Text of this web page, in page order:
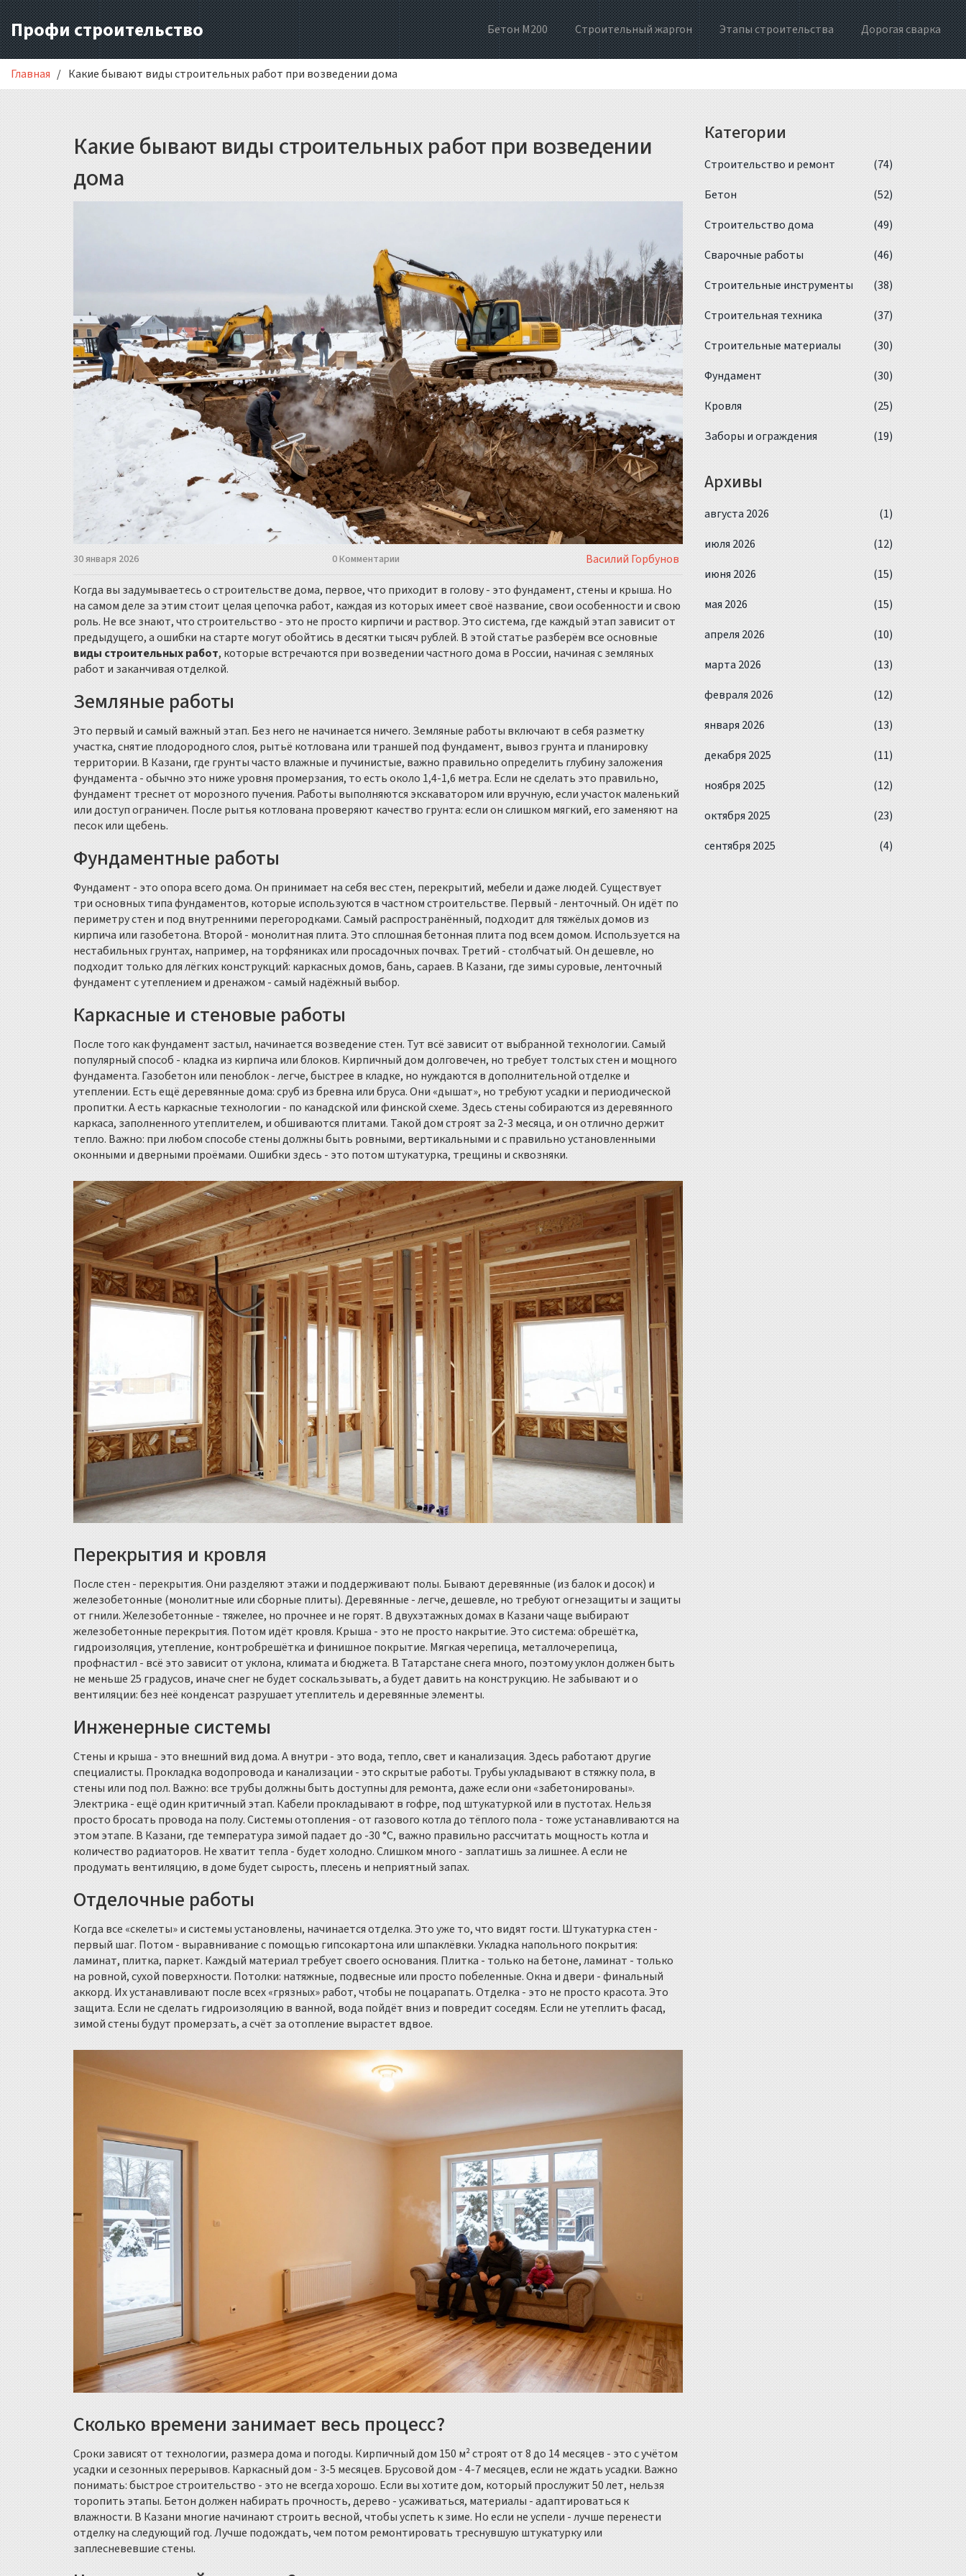
Профи строительство Бетон М200 Строительный жаргон Этапы строительства Дорогая сварка
Главная Какие бывают виды строительных работ при возведении дома
Какие бывают виды строительных работ при возведении
дома
30 января 2026 0 Комментарии
Василий Горбунов
Когда вы задумываетесь о строительстве дома, первое, что приходит в голову - это фундамент, стены и крыша. Но
на самом деле за этим стоит целая цепочка работ, каждая из которых имеет своё название, свои особенности и свою
роль. Не все знают, что строительство - это не просто кирпичи и раствор. Это система, где каждый этап зависит от
предыдущего, а ошибки на старте могут обойтись в десятки тысяч рублей. В этой статье разберём все основные
виды строительных работ, которые встречаются при возведении частного дома в России, начиная с земляных
работ и заканчивая отделкой.
Земляные работы
Это первый и самый важный этап. Без него не начинается ничего. Земляные работы включают в себя разметку
участка, снятие плодородного слоя, рытьё котлована или траншей под фундамент, вывоз грунта и планировку
территории. В Казани, где грунты часто влажные и пучинистые, важно правильно определить глубину заложения
фундамента - обычно это ниже уровня промерзания, то есть около 1,4-1,6 метра. Если не сделать это правильно,
фундамент треснет от морозного пучения. Работы выполняются экскаватором или вручную, если участок маленький
или доступ ограничен. После рытья котлована проверяют качество грунта: если он слишком мягкий, его заменяют на
песок или щебень.
Фундаментные работы
Фундамент - это опора всего дома. Он принимает на себя вес стен, перекрытий, мебели и даже людей. Существует
три основных типа фундаментов, которые используются в частном строительстве. Первый - ленточный. Он идёт по
периметру стен и под внутренними перегородками. Самый распространённый, подходит для тяжёлых домов из
кирпича или газобетона. Второй - монолитная плита. Это сплошная бетонная плита под всем домом. Используется на
нестабильных грунтах, например, на торфяниках или просадочных почвах. Третий - столбчатый. Он дешевле, но
подходит только для лёгких конструкций: каркасных домов, бань, сараев. В Казани, где зимы суровые, ленточный
фундамент с утеплением и дренажом - самый надёжный выбор.
Каркасные и стеновые работы
После того как фундамент застыл, начинается возведение стен. Тут всё зависит от выбранной технологии. Самый
популярный способ - кладка из кирпича или блоков. Кирпичный дом долговечен, но требует толстых стен и мощного
фундамента. Газобетон или пеноблок - легче, быстрее в кладке, но нуждаются в дополнительной отделке и
утеплении. Есть ещё деревянные дома: сруб из бревна или бруса. Они «дышат», но требуют усадки и периодической
пропитки. А есть каркасные технологии - по канадской или финской схеме. Здесь стены собираются из деревянного
каркаса, заполненного утеплителем, и обшиваются плитами. Такой дом строят за 2-3 месяца, и он отлично держит
тепло. Важно: при любом способе стены должны быть ровными, вертикальными и с правильно установленными
оконными и дверными проёмами. Ошибки здесь - это потом штукатурка, трещины и сквозняки.
Перекрытия и кровля
После стен - перекрытия. Они разделяют этажи и поддерживают полы. Бывают деревянные (из балок и досок) и
железобетонные (монолитные или сборные плиты). Деревянные - легче, дешевле, но требуют огнезащиты и защиты
от гнили. Железобетонные - тяжелее, но прочнее и не горят. В двухэтажных домах в Казани чаще выбирают
железобетонные перекрытия. Потом идёт кровля. Крыша - это не просто накрытие. Это система: обрешётка,
гидроизоляция, утепление, контробрешётка и финишное покрытие. Мягкая черепица, металлочерепица,
профнастил - всё это зависит от уклона, климата и бюджета. В Татарстане снега много, поэтому уклон должен быть
не меньше 25 градусов, иначе снег не будет соскальзывать, а будет давить на конструкцию. Не забывают и о
вентиляции: без неё конденсат разрушает утеплитель и деревянные элементы.
Инженерные системы
Стены и крыша - это внешний вид дома. А внутри - это вода, тепло, свет и канализация. Здесь работают другие
специалисты. Прокладка водопровода и канализации - это скрытые работы. Трубы укладывают в стяжку пола, в
стены или под пол. Важно: все трубы должны быть доступны для ремонта, даже если они «забетонированы».
Электрика - ещё один критичный этап. Кабели прокладывают в гофре, под штукатуркой или в пустотах. Нельзя
просто бросать провода на полу. Системы отопления - от газового котла до тёплого пола - тоже устанавливаются на
этом этапе. В Казани, где температура зимой падает до -30 °C, важно правильно рассчитать мощность котла и
количество радиаторов. Не хватит тепла - будет холодно. Слишком много - заплатишь за лишнее. А если не
продумать вентиляцию, в доме будет сырость, плесень и неприятный запах.
Отделочные работы
Когда все «скелеты» и системы установлены, начинается отделка. Это уже то, что видят гости. Штукатурка стен -
первый шаг. Потом - выравнивание с помощью гипсокартона или шпаклёвки. Укладка напольного покрытия:
ламинат, плитка, паркет. Каждый материал требует своего основания. Плитка - только на бетоне, ламинат - только
на ровной, сухой поверхности. Потолки: натяжные, подвесные или просто побеленные. Окна и двери - финальный
аккорд. Их устанавливают после всех «грязных» работ, чтобы не поцарапать. Отделка - это не просто красота. Это
защита. Если не сделать гидроизоляцию в ванной, вода пойдёт вниз и повредит соседям. Если не утеплить фасад,
зимой стены будут промерзать, а счёт за отопление вырастет вдвое.
Сколько времени занимает весь процесс?
Сроки зависят от технологии, размера дома и погоды. Кирпичный дом 150 м² строят от 8 до 14 месяцев - это с учётом
усадки и сезонных перерывов. Каркасный дом - 3-5 месяцев. Брусовой дом - 4-7 месяцев, если не ждать усадки. Важно
понимать: быстрое строительство - это не всегда хорошо. Если вы хотите дом, который прослужит 50 лет, нельзя
торопить этапы. Бетон должен набирать прочность, дерево - усаживаться, материалы - адаптироваться к
влажности. В Казани многие начинают строить весной, чтобы успеть к зиме. Но если не успели - лучше перенести
отделку на следующий год. Лучше подождать, чем потом ремонтировать треснувшую штукатурку или
заплесневевшие стены.
Категории
Строительство и ремонт
(74)
Бетон
(52)
Строительство дома
(49)
Сварочные работы
(46)
Строительные инструменты
(38)
Строительная техника
(37)
Строительные материалы
(30)
Фундамент
(30)
Кровля
(25)
Заборы и ограждения
(19)
Архивы
августа 2026
(1)
июля 2026
(12)
июня 2026
(15)
мая 2026
(15)
апреля 2026
(10)
марта 2026
(13)
февраля 2026
(12)
января 2026
(13)
декабря 2025
(11)
ноября 2025
(12)
октября 2025
(23)
сентября 2025
(4)